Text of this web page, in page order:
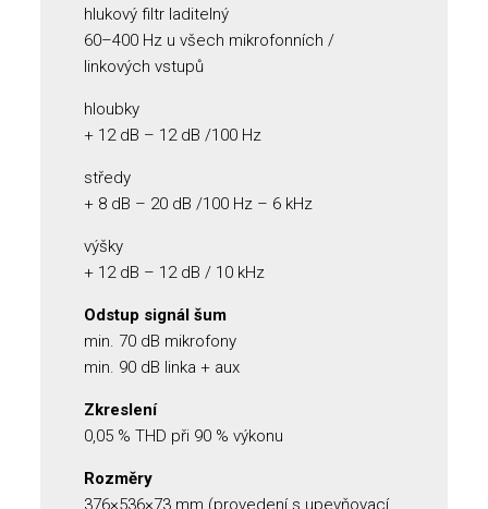
hlukový filtr laditelný
60–400 Hz u všech mikrofonních /
linkových vstupů
hloubky
+ 12 dB – 12 dB /100 Hz
středy
+ 8 dB – 20 dB /100 Hz – 6 kHz
výšky
+ 12 dB – 12 dB / 10 kHz
Odstup signál šum
min. 70 dB mikrofony
min. 90 dB linka + aux
Zkreslení
0,05 % THD při 90 % výkonu
Rozměry
376×536×73 mm (provedení s upevňovací